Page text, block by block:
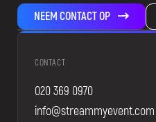
NEEM CONTACT OP
CONTACT
020 369 0970
info@streammyevent.com